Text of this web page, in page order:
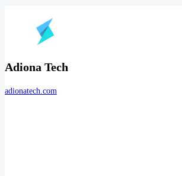
Adiona Tech
adionatech.com